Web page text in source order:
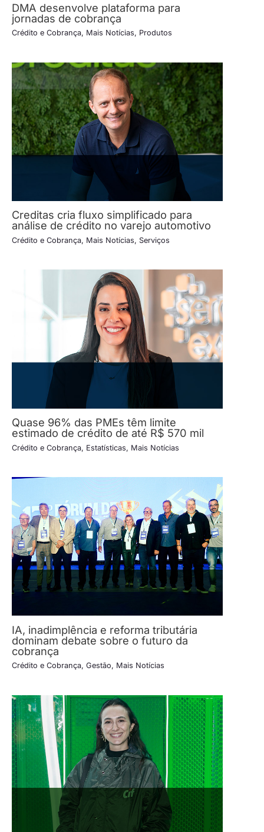
DMA desenvolve plataforma para
jornadas de cobrança
Crédito e Cobrança, Mais Notícias, Produtos
Creditas cria fluxo simplificado para
análise de crédito no varejo automotivo
Crédito e Cobrança, Mais Notícias, Serviços
Quase 96% das PMEs têm limite
estimado de crédito de até R$ 570 mil
Crédito e Cobrança, Estatísticas, Mais Notícias
IA, inadimplência e reforma tributária
dominam debate sobre o futuro da
cobrança
Crédito e Cobrança, Gestão, Mais Notícias